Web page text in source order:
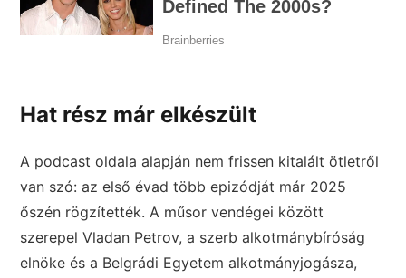
Hat rész már elkészült
A podcast oldala alapján nem frissen kitalált ötletről
van szó: az első évad több epizódját már 2025
őszén rögzítették. A műsor vendégei között
szerepel Vladan Petrov, a szerb alkotmánybíróság
elnöke és a Belgrádi Egyetem alkotmányjogásza,